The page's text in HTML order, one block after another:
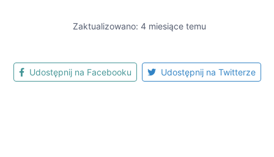
Zaktualizowano: 4 miesiące temu
Udostępnij na Facebooku Udostępnij na Twitterze